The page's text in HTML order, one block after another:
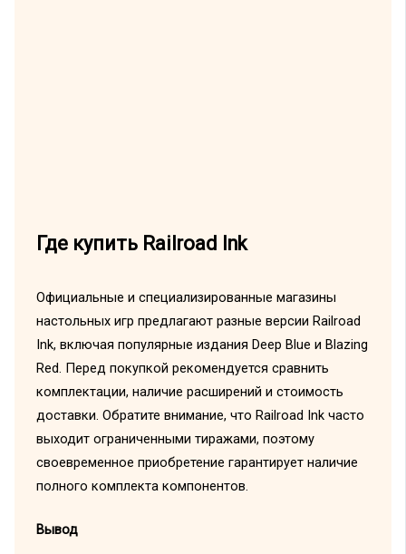
Где купить Railroad Ink
Официальные и специализированные магазины
настольных игр предлагают разные версии Railroad
Ink, включая популярные издания Deep Blue и Blazing
Red. Перед покупкой рекомендуется сравнить
комплектации, наличие расширений и стоимость
доставки. Обратите внимание, что Railroad Ink часто
выходит ограниченными тиражами, поэтому
своевременное приобретение гарантирует наличие
полного комплекта компонентов.
Вывод